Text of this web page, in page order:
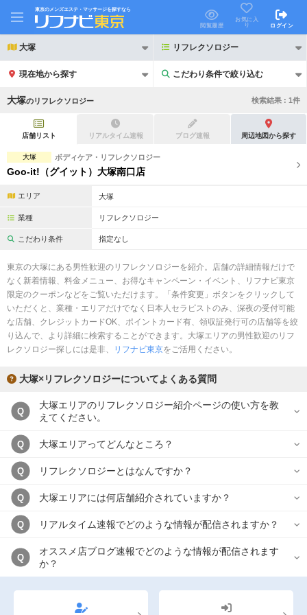
東京のメンズエステ・マッサージを探すなら
閲覧履歴
お気に入
り
ログイン
大塚 リフレクソロジー
現在地から探す こだわり条件で絞り込む
こだわり条件で絞り込む
21時以降も受付
2名様歓迎 団体様歓迎
完全個室 半個室あり
ペアルームあり シャワー室完備
日本人スタッフのみ
スタッフ指名可
駅から徒歩5分以内
大塚のリフレクソロジー 検索結果 : 1件
店舗リスト リアルタイム速報 ブログ速報 周辺地図から探す
大塚 ボディケア・リフレクソロジー
Goo-it!（グイット）大塚南口店
エリア 大塚
業種 リフレクソロジー
こだわり条件 指定なし
東京の大塚にある男性歓迎のリフレクソロジーを紹介。店舗の詳細情報だけで
なく新着情報、料金メニュー、お得なキャンペーン・イベント、リフナビ東京
限定のクーポンなどをご覧いただけます。「条件変更」ボタンをクリックして
いただくと、業種・エリアだけでなく日本人セラピストのみ、深夜の受付可能
な店舗、クレジットカードOK、ポイントカード有、領収証発行可の店舗等を絞
り込んで、より詳細に検索することができます。大塚エリアの男性歓迎のリフ
レクソロジー探しには是非、
リフナビ東京をご活用ください。
大塚×リフレクソロジーについてよくある質問
Q
大塚エリアのリフレクソロジー紹介ページの使い方を教
えてください。
Q 大塚エリアってどんなところ？
Q リフレクソロジーとはなんですか？
Q 大塚エリアには何店舗紹介されていますか？
Q リアルタイム速報でどのような情報が配信されますか？
Q
オススメ店ブログ速報でどのような情報が配信されます
か？